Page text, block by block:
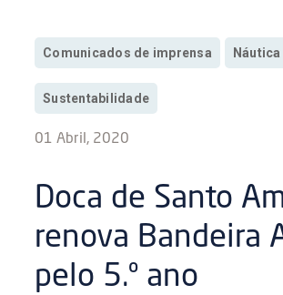
Comunicados de imprensa
Sustentabilidade
01 Abril, 2020
Doca de Santo
renova Bandeira
pelo 5.º ano